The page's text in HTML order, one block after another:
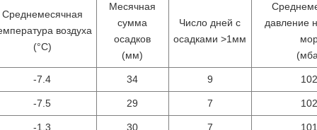
Среднемесячная
воздуха
(°С)
Месячная
сумма
осадков
(мм)
Число дней с
осадками >1мм
давление
-7.4 34 9
-7.5 29 7
-1.3 30 7